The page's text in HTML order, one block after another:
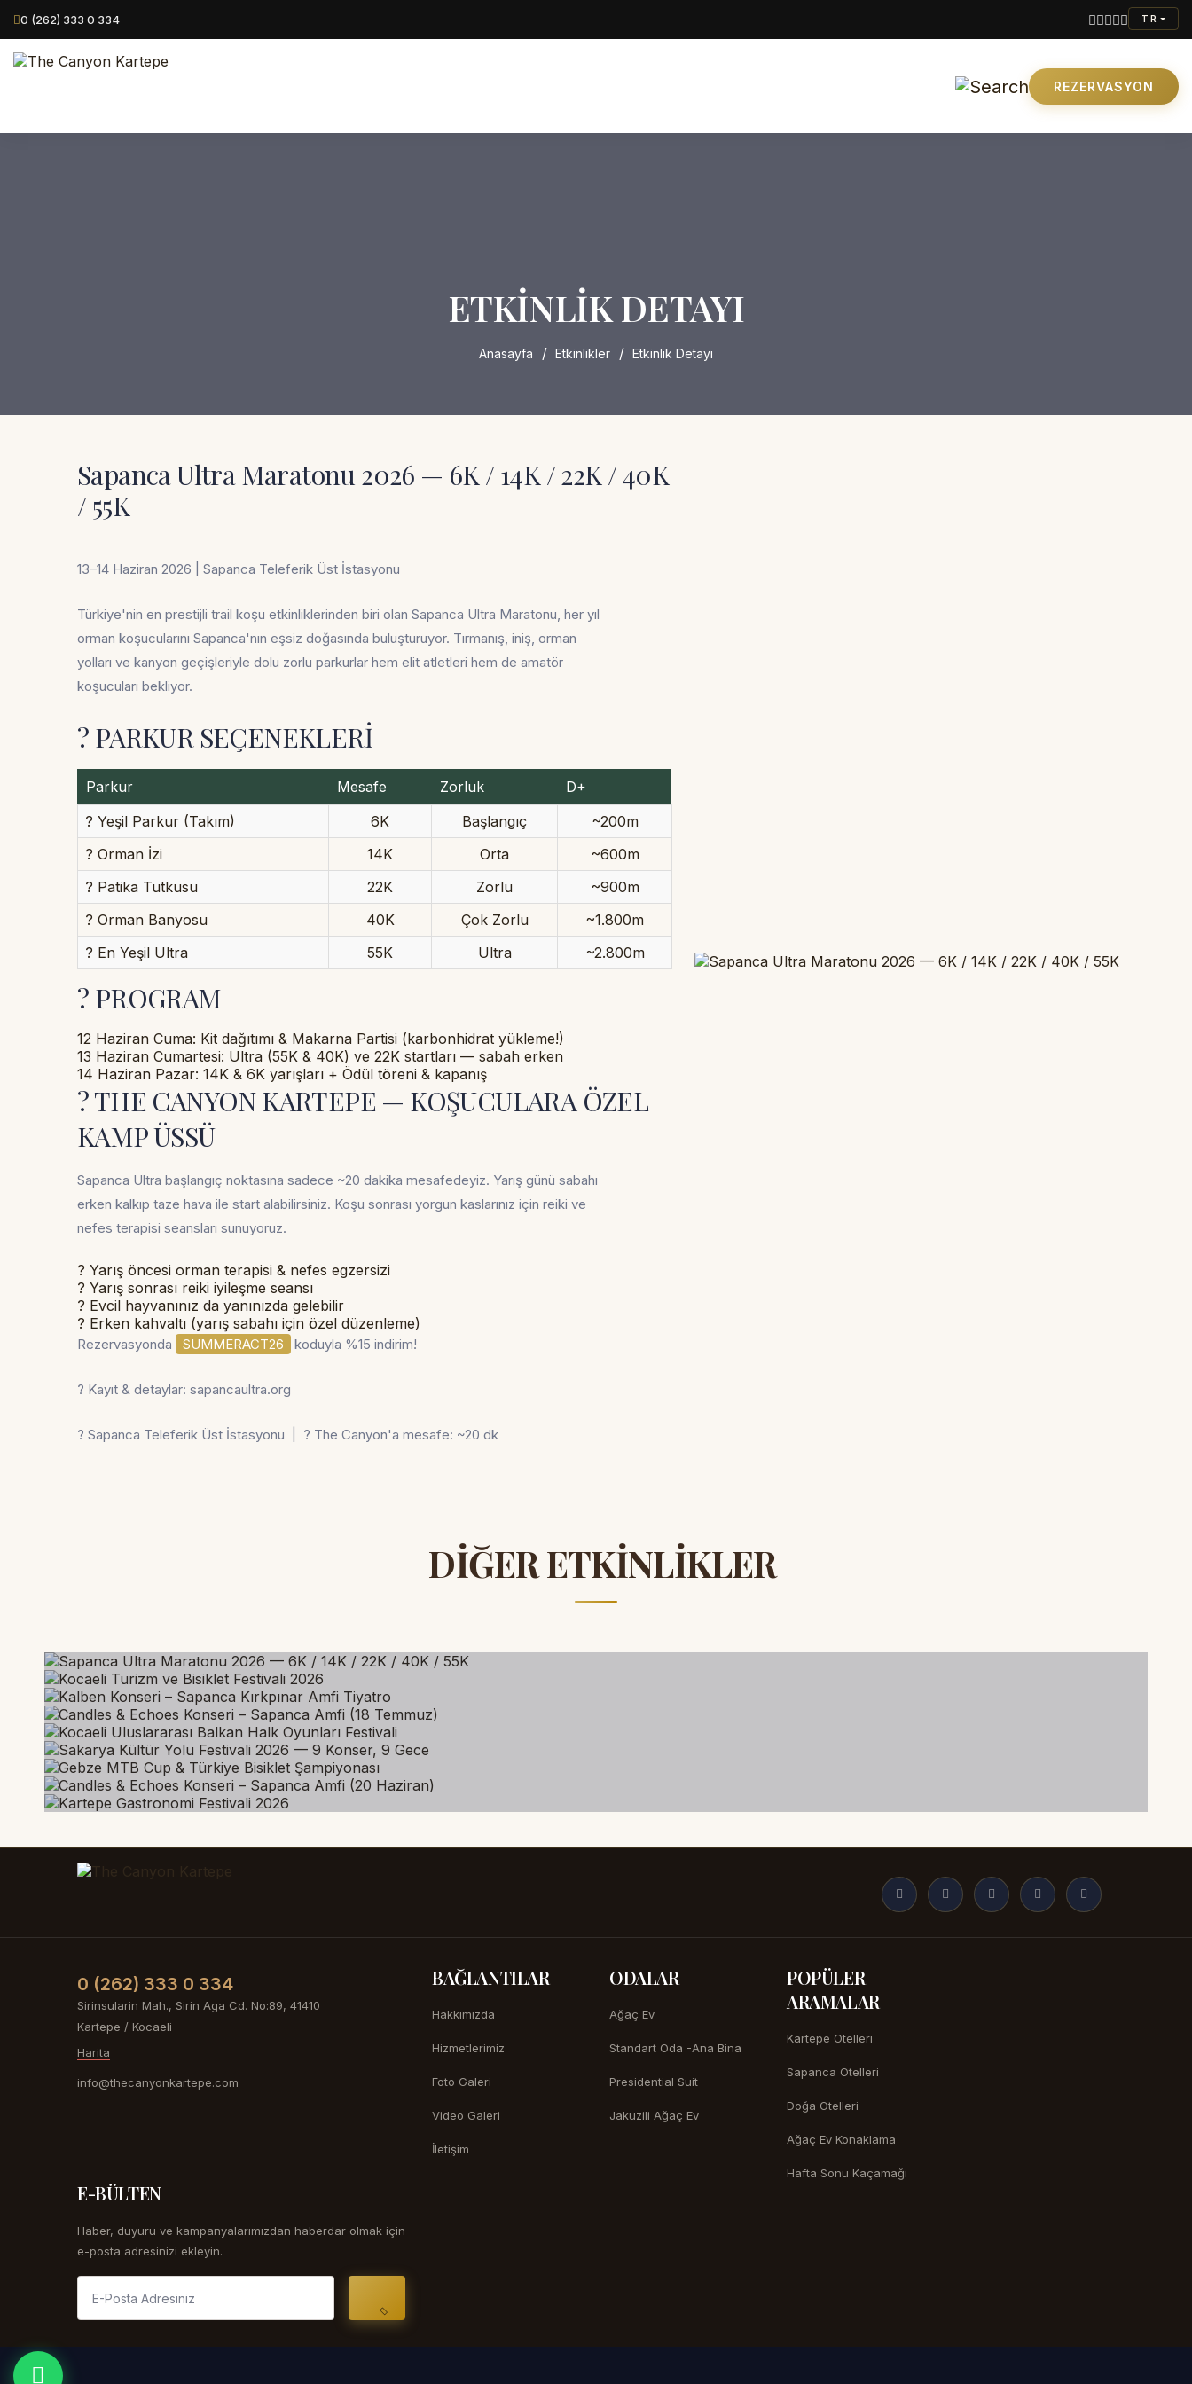
0 (262) 333 0 334 TR
REZERVASYON
ETKINLIK DETAYI
Anasayfa Etkinlikler Etkinlik Detayı
Sapanca Ultra Maratonu 2026 — 6K / 14K / 22K / 40K
/ 55K
13–14 Haziran 2026 | Sapanca Teleferik Üst İstasyonu
Türkiye'nin en prestijli trail koşu etkinliklerinden biri olan Sapanca Ultra Maratonu, her yıl
orman koşucularını Sapanca'nın eşsiz doğasında buluşturuyor. Tırmanış, iniş, orman
yolları ve kanyon geçişleriyle dolu zorlu parkurlar hem elit atletleri hem de amatör
koşucuları bekliyor.
? PARKUR SEÇENEKLERI
Parkur Mesafe Zorluk
D+
? Yeşil Parkur (Takım)
6K Başlangıç
~200m
? Orman İzi
14K Orta
~600m
? Patika Tutkusu
22K Zorlu
~900m
? Orman Banyosu
40K Çok Zorlu
~1.800m
? En Yeşil Ultra
55K Ultra ~2.800m
? PROGRAM
12 Haziran Cuma: Kit dağıtımı & Makarna Partisi (karbonhidrat yükleme!)
13 Haziran Cumartesi: Ultra (55K & 40K) ve 22K startları — sabah erken
14 Haziran Pazar: 14K & 6K yarışları + Ödül töreni & kapanış
?️ THE CANYON KARTEPE — KOŞUCULARA ÖZEL
KAMP ÜSSÜ
Sapanca Ultra başlangıç noktasına sadece ~20 dakika mesafedeyiz. Yarış günü sabahı
erken kalkıp taze hava ile start alabilirsiniz. Koşu sonrası yorgun kaslarınız için reiki ve
nefes terapisi seansları sunuyoruz.
? Yarış öncesi orman terapisi & nefes egzersizi
? Yarış sonrası reiki iyileşme seansı
? Evcil hayvanınız da yanınızda gelebilir
? Erken kahvaltı (yarış sabahı için özel düzenleme)
Rezervasyonda SUMMERACT26 koduyla %15 indirim!
? Kayıt & detaylar: sapancaultra.org
? Sapanca Teleferik Üst İstasyonu ? The Canyon'a mesafe: ~20 dk
DİĞER ETKİNLİKLER
KALBEN KONSERI – SAPANCA KIRKPINAR AMFI TIYATRO
CANDLES & ECHOES KONSERI – SAPANCA AMFI (18 TEMMUZ)
KOCAELI ULUSLARARASI BALKAN HALK OYUNLARI FESTIVALI
SAKARYA KÜLTÜR YOLU FESTIVALI 2026 — 9 KONSER, 9 GECE
GEBZE MTB CUP & TÜRKIYE BISIKLET ŞAMPIYONASI
CANDLES & ECHOES KONSERI – SAPANCA AMFI (20 HAZIRAN)
KARTEPE GASTRONOMI FESTIVALI 2026
0 (262) 333 0 334
Sirinsularin Mah., Sirin Aga Cd. No:89, 41410
Kartepe / Kocaeli
Harita
info@thecanyonkartepe.com
BAĞLANTILAR
Hakkımızda
Hizmetlerimiz
Foto Galeri
Video Galeri
İletişim
ODALAR
Ağaç Ev
Standart Oda -Ana Bina
Presidential Suit
Jakuzili Ağaç Ev
POPÜLER
ARAMALAR
Kartepe Otelleri
Sapanca Otelleri
Doğa Otelleri
Ağaç Ev Konaklama
Hafta Sonu Kaçamağı
E-BÜLTEN
Haber, duyuru ve kampanyalarımızdan haberdar olmak için
e-posta adresinizi ekleyin.